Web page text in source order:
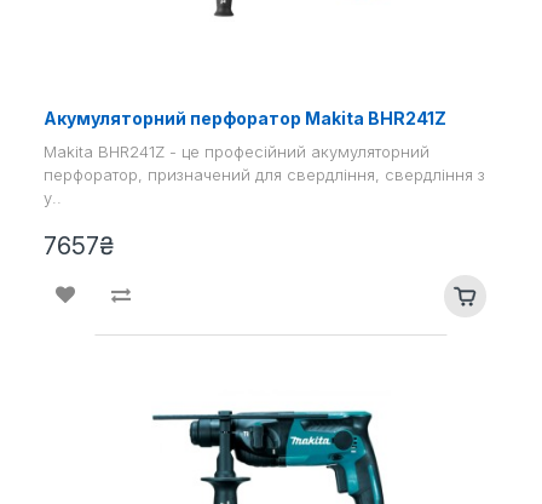
Акумуляторний перфоратор Makita BHR241Z
Makita BHR241Z - це професійний акумуляторний
перфоратор, призначений для свердління, свердління з
у..
7657₴